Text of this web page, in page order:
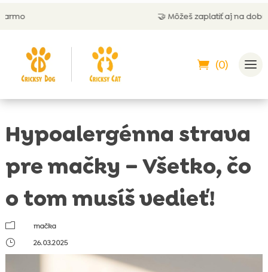
🤝 Môžeš zaplatiť aj na dobierku
(0)
Hypoalergénna strava
pre mačky – Všetko, čo
o tom musíš vedieť!
m
mačka
}
26.03.2025